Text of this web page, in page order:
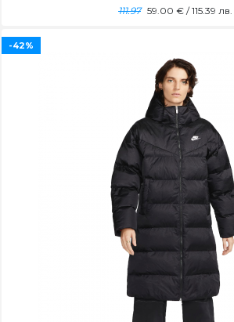
111.97 59.00 € / 115.39 лв.
-42%